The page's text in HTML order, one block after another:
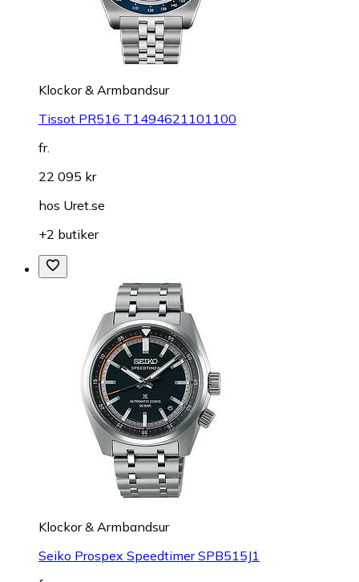
Klockor & Armbandsur
Tissot PR516 T1494621101100
fr.
22 095 kr
hos Uret.se
+2 butiker
Klockor & Armbandsur
Seiko Prospex Speedtimer SPB515J1